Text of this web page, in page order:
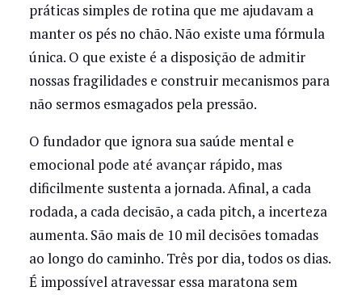
práticas simples de rotina que me ajudavam a
manter os pés no chão. Não existe uma fórmula
única. O que existe é a disposição de admitir
nossas fragilidades e construir mecanismos para
não sermos esmagados pela pressão.
O fundador que ignora sua saúde mental e
emocional pode até avançar rápido, mas
dificilmente sustenta a jornada. Afinal, a cada
rodada, a cada decisão, a cada pitch, a incerteza
aumenta. São mais de 10 mil decisões tomadas
ao longo do caminho. Três por dia, todos os dias.
É impossível atravessar essa maratona sem